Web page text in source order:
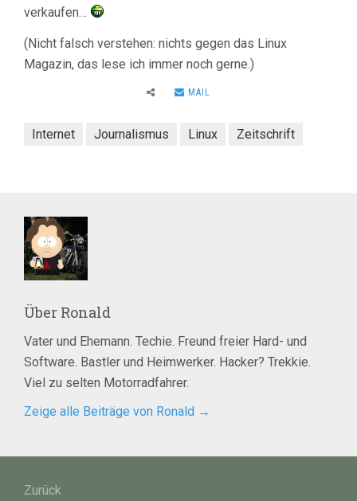
verkaufen…
(Nicht falsch verstehen: nichts gegen das Linux
Magazin, das lese ich immer noch gerne.)
MAIL
Internet Journalismus Linux Zeitschrift
Über Ronald
Vater und Ehemann. Techie. Freund freier Hard- und
Software. Bastler und Heimwerker. Hacker? Trekkie.
Viel zu selten Motorradfahrer.
Zeige alle Beiträge von Ronald →
Zurück